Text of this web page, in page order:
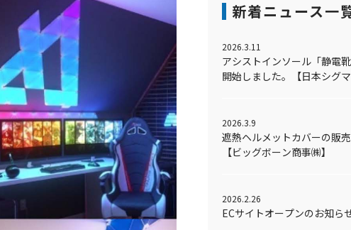
新着ニュース一
2026.3.11
アシストインソール「静電
開始しました。【日本シグマ
2026.3.9
遮熱ヘルメットカバーの販
【ビッグボーン商事㈱】
2026.2.26
ECサイトオープンのお知ら